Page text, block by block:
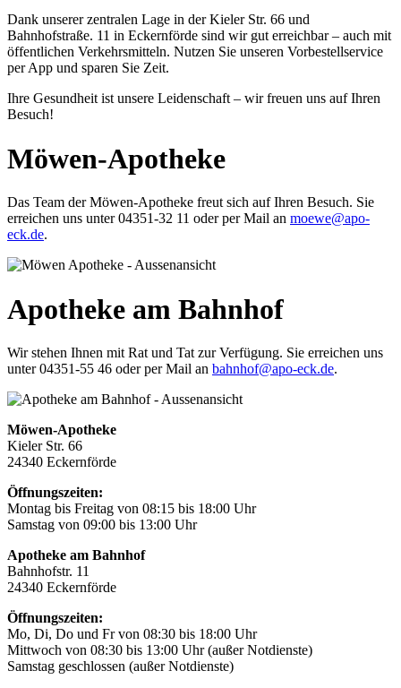
Dank unserer zentralen Lage in der Kieler Str. 66 und
Bahnhofstraße. 11 in Eckernförde sind wir gut erreichbar – auch mit
öffentlichen Verkehrsmitteln. Nutzen Sie unseren Vorbestellservice
per App und sparen Sie Zeit.
Ihre Gesundheit ist unsere Leidenschaft – wir freuen uns auf Ihren
Besuch!
Möwen-Apotheke
Das Team der Möwen-Apotheke freut sich auf Ihren Besuch. Sie
erreichen uns unter 04351-32 11 oder per Mail an moewe@apo-
eck.de.
Apotheke am Bahnhof
Wir stehen Ihnen mit Rat und Tat zur Verfügung. Sie erreichen uns
unter 04351-55 46 oder per Mail an bahnhof@apo-eck.de.
Möwen-Apotheke
Kieler Str. 66
24340 Eckernförde
Öffnungszeiten:
Montag bis Freitag von 08:15 bis 18:00 Uhr
Samstag von 09:00 bis 13:00 Uhr
Apotheke am Bahnhof
Bahnhofstr. 11
24340 Eckernförde
Öffnungszeiten:
Mo, Di, Do und Fr von 08:30 bis 18:00 Uhr
Mittwoch von 08:30 bis 13:00 Uhr (außer Notdienste)
Samstag geschlossen (außer Notdienste)